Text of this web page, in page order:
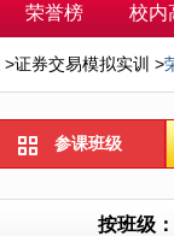
荣誉榜 校内
>证券交易模拟实训 >
参课班级
按班级